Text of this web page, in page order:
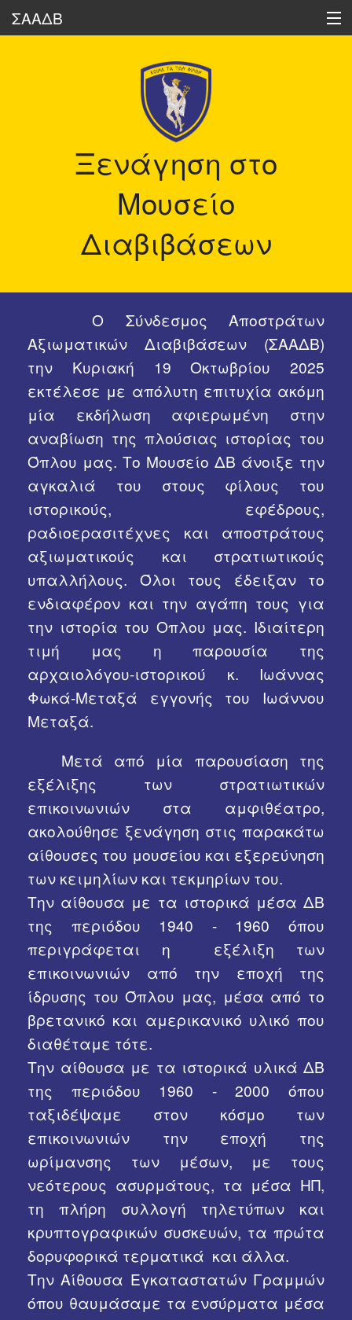
ΣΑΑΔΒ
Ηχώ των Διαβιβάσεων
Οι Διαβιβάσεις Σήμερα
Ιστορικά Στοιχεία
Δημοσιεύσεις Μελών μας
Χρήσιμα Links
Ξενάγηση στο
Μουσείο
Διαβιβάσεων
Ο Σύνδεσμος Αποστράτων
Αξιωματικών Διαβιβάσεων (ΣΑΑΔΒ)
την Κυριακή 19 Οκτωβρίου 2025
εκτέλεσε με απόλυτη επιτυχία ακόμη
μία εκδήλωση αφιερωμένη στην
αναβίωση της πλούσιας ιστορίας του
Όπλου μας. Το Μουσείο ΔΒ άνοιξε την
αγκαλιά του στους φίλους του
ιστορικούς, εφέδρους,
ραδιοερασιτέχνες και αποστράτους
αξιωματικούς και στρατιωτικούς
υπαλλήλους. Όλοι τους έδειξαν το
ενδιαφέρον και την αγάπη τους για
την ιστορία του Οπλου μας. Ιδιαίτερη
τιμή μας η παρουσία της
αρχαιολόγου-ιστορικού κ. Ιωάννας
Φωκά-Μεταξά εγγονής του Ιωάννου
Μεταξά.
Μετά από μία παρουσίαση της
εξέλιξης των στρατιωτικών
επικοινωνιών στα αμφιθέατρο,
ακολούθησε ξενάγηση στις παρακάτω
αίθουσες του μουσείου και εξερεύνηση
των κειμηλίων και τεκμηρίων του.
Την αίθουσα με τα ιστορικά μέσα ΔΒ
της περιόδου 1940 - 1960 όπου
περιγράφεται η εξέλιξη των
επικοινωνιών από την εποχή της
ίδρυσης του Όπλου μας, μέσα από το
βρετανικό και αμερικανικό υλικό που
διαθέταμε τότε.
Την αίθουσα με τα ιστορικά υλικά ΔΒ
της περιόδου 1960 - 2000 όπου
ταξιδέψαμε στον κόσμο των
επικοινωνιών την εποχή της
ωρίμανσης των μέσων, με τους
νεότερους ασυρμάτους, τα μέσα ΗΠ,
τη πλήρη συλλογή τηλετύπων και
κρυπτογραφικών συσκευών, τα πρώτα
δορυφορικά τερματικά και άλλα.
Την Αίθουσα Εγκαταστατών Γραμμών
όπου θαυμάσαμε τα ενσύρματα μέσα